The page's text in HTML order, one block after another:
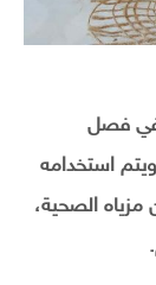
في فصل
استخدامه
الصحية،